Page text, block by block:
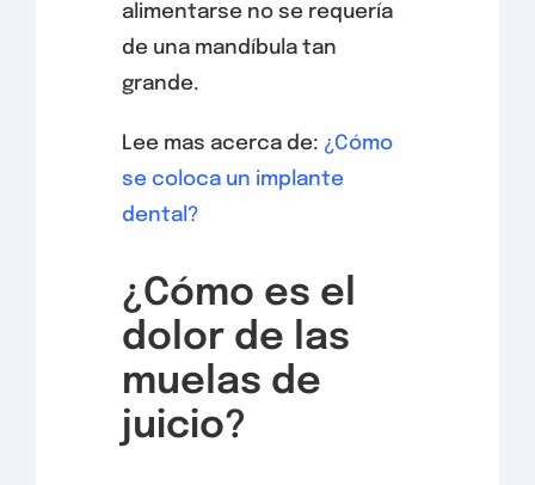
alimentarse no se requería
de una mandíbula tan
grande.
Lee mas acerca de: ¿Cómo
se coloca un implante
dental?
¿Cómo es el
dolor de las
muelas de
juicio?